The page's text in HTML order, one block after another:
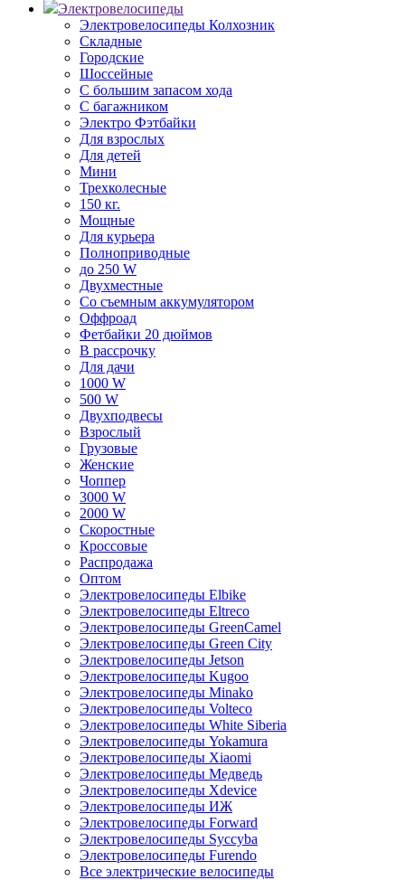
Электровелосипеды
Электровелосипеды Колхозник
Складные
Городские
Шоссейные
С большим запасом хода
С багажником
Электро Фэтбайки
Для взрослых
Для детей
Мини
Трехколесные
150 кг.
Мощные
Для курьера
Полноприводные
до 250 W
Двухместные
Со съемным аккумулятором
Оффроад
Фетбайки 20 дюймов
В рассрочку
Для дачи
1000 W
500 W
Двухподвесы
Взрослый
Грузовые
Женские
Чоппер
3000 W
2000 W
Скоростные
Кроссовые
Распродажа
Оптом
Электровелосипеды Elbike
Электровелосипеды Eltreco
Электровелосипеды GreenCamel
Электровелосипеды Green City
Электровелосипеды Jetson
Электровелосипеды Kugoo
Электровелосипеды Minako
Электровелосипеды Volteco
Электровелосипеды White Siberia
Электровелосипеды Yokamura
Электровелосипеды Xiaomi
Электровелосипеды Медведь
Электровелосипеды Xdevice
Электровелосипеды ИЖ
Электровелосипеды Forward
Электровелосипеды Syccyba
Электровелосипеды Furendo
Все электрические велосипеды